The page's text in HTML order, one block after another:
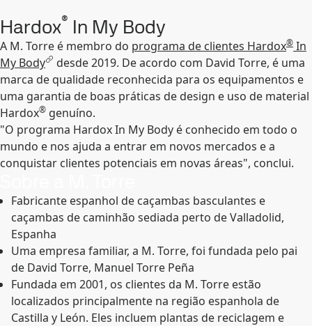
Hardox® In My Body
A M. Torre é membro do programa de clientes Hardox® In
My Body
desde 2019. De acordo com David Torre, é uma
marca de qualidade reconhecida para os equipamentos e
uma garantia de boas práticas de design e uso de material
Hardox® genuíno.
"O programa Hardox In My Body é conhecido em todo o
mundo e nos ajuda a entrar em novos mercados e a
conquistar clientes potenciais em novas áreas", conclui.
Fabricante espanhol de caçambas basculantes e
caçambas de caminhão sediada perto de Valladolid,
Espanha
Uma empresa familiar, a M. Torre, foi fundada pelo pai
de David Torre, Manuel Torre Peña
Fundada em 2001, os clientes da M. Torre estão
localizados principalmente na região espanhola de
Castilla y León. Eles incluem plantas de reciclagem e